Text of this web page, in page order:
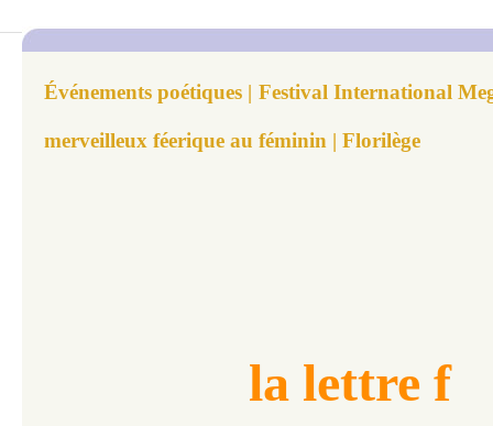
Événements poétiques | Festival International
merveilleux féerique au féminin | Florilège
la lettre f